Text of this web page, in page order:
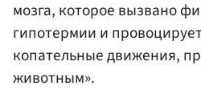
мозга, которое вызвано
гипотермии и
копательные движения,
животным».